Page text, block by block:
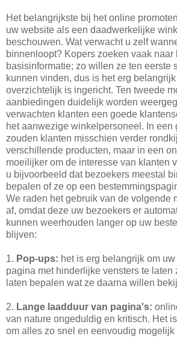
Het belangrijkste bij het online
uw website als een daadwerkelijke
beschouwen. Wat verwacht u zelf
binnenloopt? Kopers zoeken vaak naar
basisinformatie; zo willen ze ten eerste
kunnen vinden, dus is het erg
overzichtelijk is ingericht. Ten tweede
aanbiedingen duidelijk worden
verwachten klanten een goede
het aanwezige winkelpersoneel. In een
zouden klanten misschien verder
verschillende producten, maar in een
moeilijker om de interesse van klanten
u bijvoorbeeld dat bezoekers meestal
bepalen of ze op een
We raden het gebruik van de volgende
af, omdat deze uw bezoekers er
kunnen weerhouden langer op uw
blijven:
1. Pop-ups: het is erg belangrijk om
pagina met hinderlijke vensters te laten
laten bepalen wat ze daarna willen
2. Lange laadduur van pagina's:
van nature ongeduldig en kritisch. Het
om alles zo snel en eenvoudig mogelijk